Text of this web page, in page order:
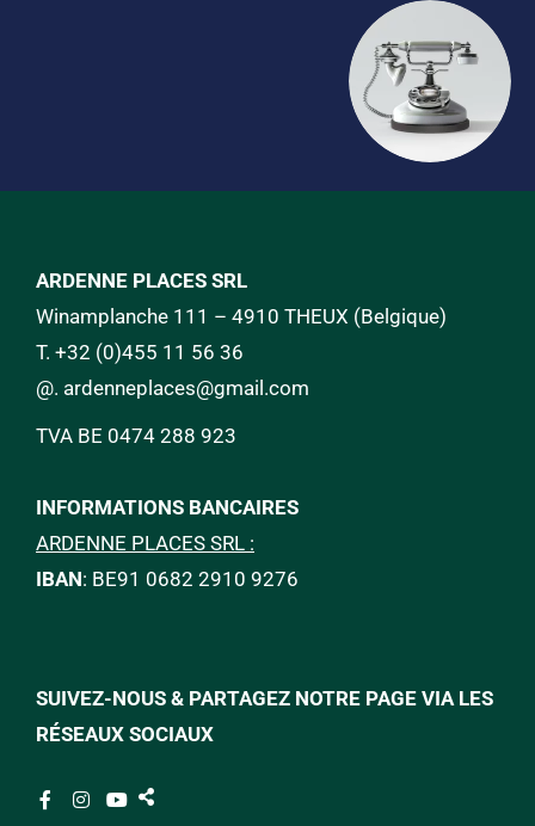
ARDENNE PLACES SRL
Winamplanche 111 – 4910 THEUX (Belgique)
T. +32 (0)455 11 56 36
@. ardenneplaces@gmail.com
TVA BE 0474 288 923
INFORMATIONS BANCAIRES
ARDENNE PLACES SRL :
IBAN: BE91 0682 2910 9276
SUIVEZ-NOUS & PARTAGEZ NOTRE PAGE VIA LES
RÉSEAUX SOCIAUX